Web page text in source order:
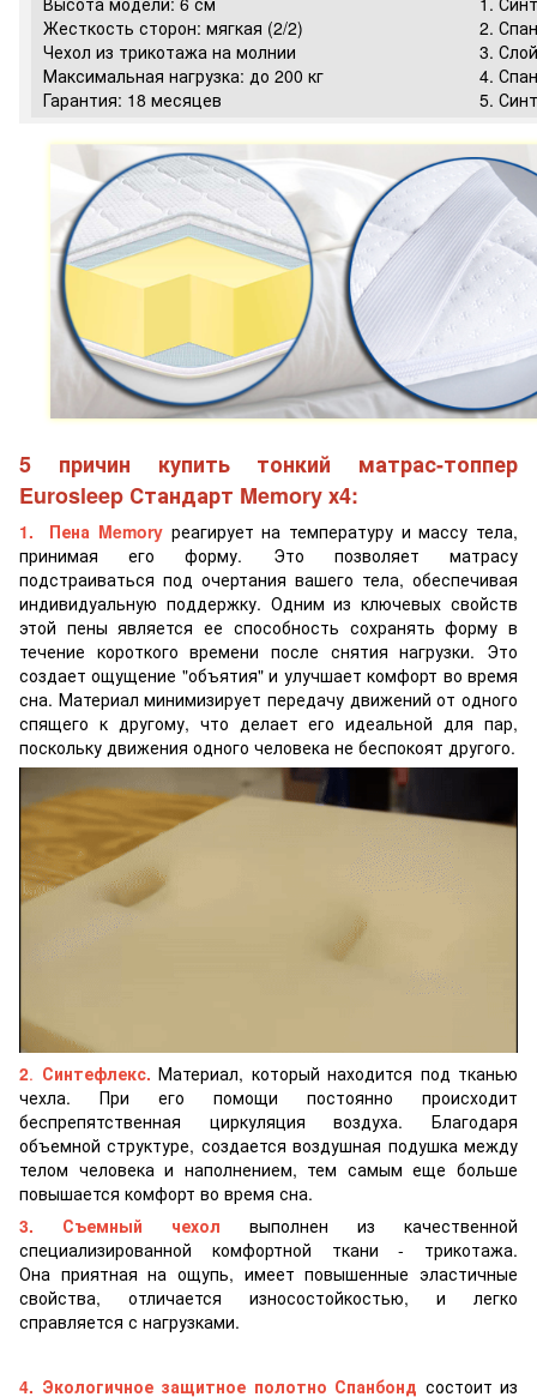
Жесткость сторон: мягкая (2/2)
Чехол из трикотажа на молнии
Максимальная нагрузка: до 200 кг
Гарантия: 18 месяцев
2.
3.
4.
5.
5 причин купить тонкий матрас-топпер
Eurosleep Стандарт Memory х4:
1. Пена Memory реагирует на температуру и массу тела,
принимая его форму. Это позволяет матрасу
подстраиваться под очертания вашего тела, обеспечивая
индивидуальную поддержку. Одним из ключевых свойств
этой пены является ее способность сохранять форму в
течение короткого времени после снятия нагрузки. Это
создает ощущение "объятия" и улучшает комфорт во время
сна. Материал минимизирует передачу движений от одного
спящего к другому, что делает его идеальной для пар,
поскольку движения одного человека не беспокоят другого.
2. Синтефлекс. Материал, который находится под тканью
чехла. При его помощи постоянно происходит
беспрепятственная циркуляция воздуха. Благодаря
объемной структуре, создается воздушная подушка между
телом человека и наполнением, тем самым еще больше
повышается комфорт во время сна.
3. Съемный чехол выполнен из качественной
специализированной комфортной ткани - трикотажа.
Она приятная на ощупь, имеет повышенные эластичные
свойства, отличается износостойкостью, и легко
справляется с нагрузками.
4. Экологичное защитное полотно Спанбонд состоит из